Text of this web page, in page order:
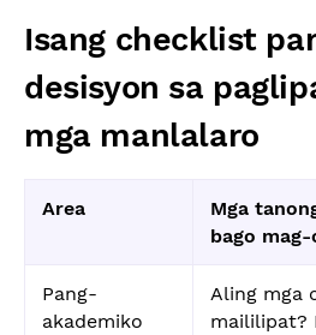
Isang checklist
desisyon sa
mga manlalaro
Area
Mga
bago
Pang-
akademiko
Aling mga
maililipat?